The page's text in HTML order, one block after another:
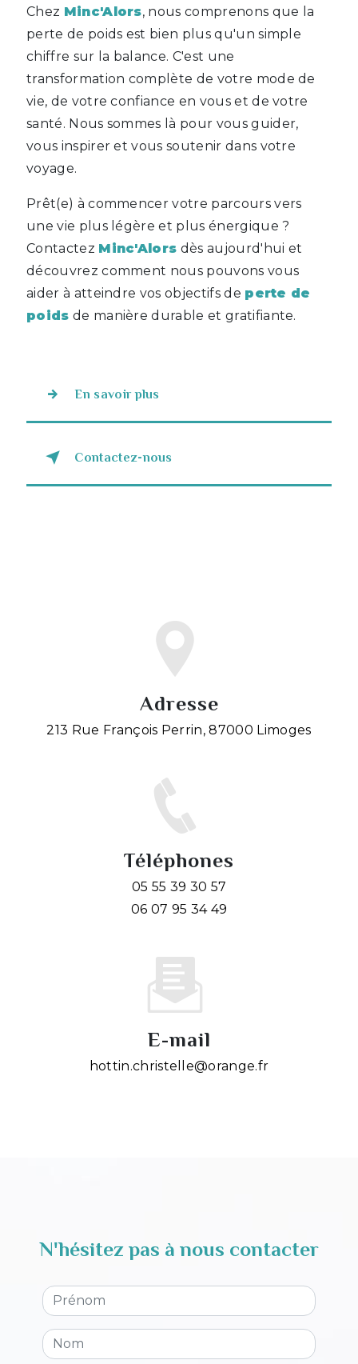
Chez Minc'Alors, nous comprenons que la
perte de poids est bien plus qu'un simple
chiffre sur la balance. C'est une
transformation complète de votre mode de
vie, de votre confiance en vous et de votre
santé. Nous sommes là pour vous guider,
vous inspirer et vous soutenir dans votre
voyage.
Prêt(e) à commencer votre parcours vers
une vie plus légère et plus énergique ?
Contactez Minc'Alors dès aujourd'hui et
découvrez comment nous pouvons vous
aider à atteindre vos objectifs de perte de
poids de manière durable et gratifiante.
En savoir plus
Contactez-nous
Adresse
213 Rue François Perrin, 87000 Limoges
Téléphones
05 55 39 30 57
06 07 95 34 49
E-mail
hottin.christelle@orange.fr
N'hésitez pas à nous contacter